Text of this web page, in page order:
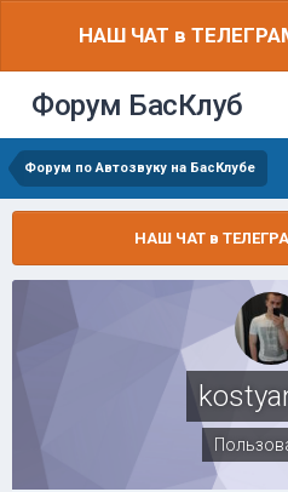
НАШ ЧАТ в
Форум БасКлуб
Форум по Автозвуку на БасКлубе
НАШ ЧАТ в